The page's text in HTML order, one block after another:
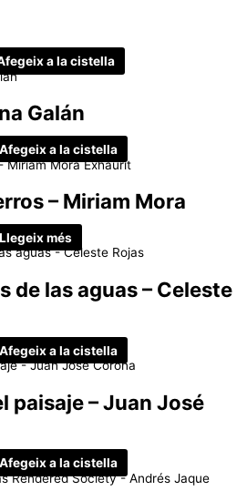
a la cistella
Galán
Afegeix a la cistella
Exhaurit
– Miriam Mora
Llegeix més
de las aguas – Celeste
Afegeix a la cistella
paisaje – Juan José
Afegeix a la cistella